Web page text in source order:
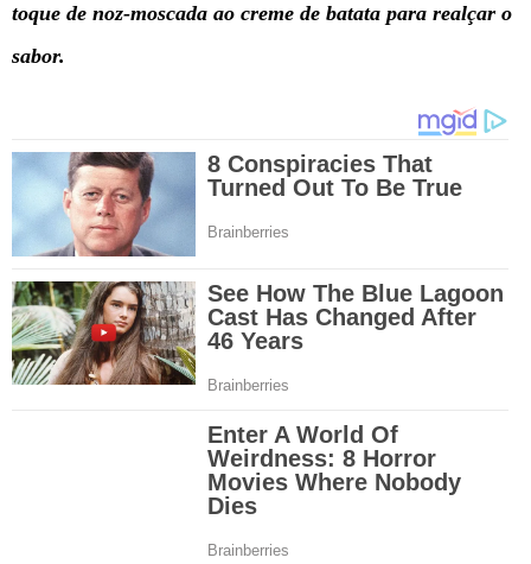
toque de noz-moscada ao creme de batata para realçar o
sabor.